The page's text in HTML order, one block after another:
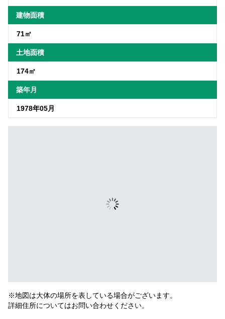
建物面積
71㎡
土地面積
174㎡
築年月
1978年05月
※地図は大体の場所を表している場合がございます。
詳細住所についてはお問い合わせください。